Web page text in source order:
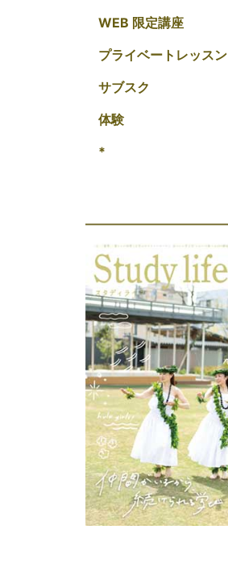
WEB 限定講座
プライベートレッスン
サブスク
体験
*